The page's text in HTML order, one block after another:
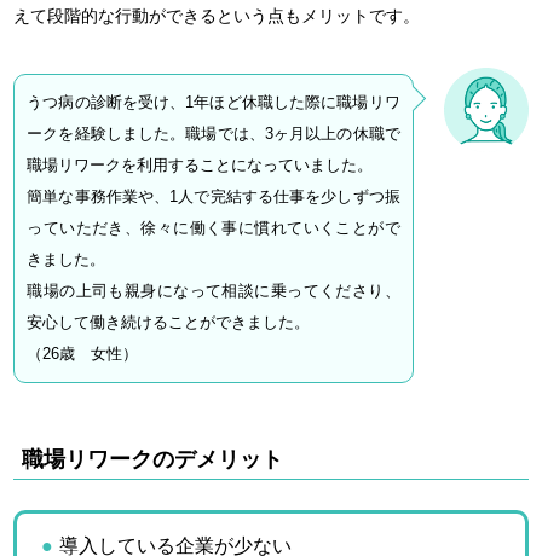
えて段階的な行動ができるという点もメリットです。
うつ病の診断を受け、1年ほど休職した際に職場リワ
ークを経験しました。職場では、3ヶ月以上の休職で
職場リワークを利用することになっていました。
簡単な事務作業や、1人で完結する仕事を少しずつ振
っていただき、徐々に働く事に慣れていくことがで
きました。
職場の上司も親身になって相談に乗ってくださり、
安心して働き続けることができました。
（26歳 女性）
職場リワークのデメリット
導入している企業が少ない